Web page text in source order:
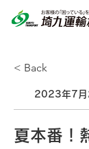
< Back
2023年7月
夏本番！